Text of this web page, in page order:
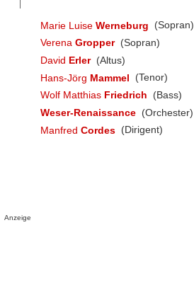
Marie Luise Werneburg
(Sopran)
Verena Gropper (Sopran)
David Erler (Altus)
Hans-Jörg Mammel
(Tenor)
Wolf Matthias Friedrich
(Bass)
Weser-Renaissance (Orchester)
Manfred Cordes (Dirigent)
Anzeige